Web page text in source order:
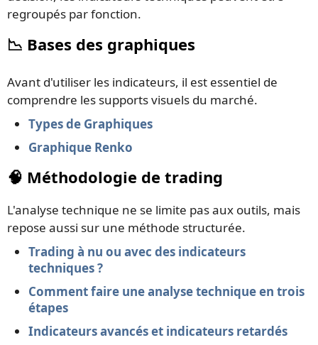
regroupés par fonction.
📉 Bases des graphiques
Avant d'utiliser les indicateurs, il est essentiel de
comprendre les supports visuels du marché.
Types de Graphiques
Graphique Renko
🧠 Méthodologie de trading
L'analyse technique ne se limite pas aux outils, mais
repose aussi sur une méthode structurée.
Trading à nu ou avec des indicateurs
techniques ?
Comment faire une analyse technique en trois
étapes
Indicateurs avancés et indicateurs retardés